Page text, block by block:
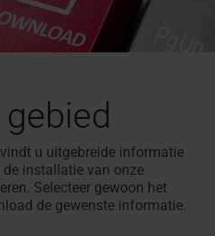
u uitgebreide informatie
de installatie van onze
Selecteer gewoon het
de gewenste informatie.